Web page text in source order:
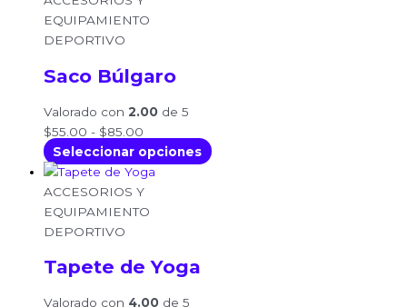
EQUIPAMIENTO
DEPORTIVO
Saco Búlgaro
Valorado con 2.00 de 5
$55.00 - $85.00
Seleccionar opciones
ACCESORIOS Y
EQUIPAMIENTO
DEPORTIVO
Tapete de Yoga
Valorado con 4.00 de 5